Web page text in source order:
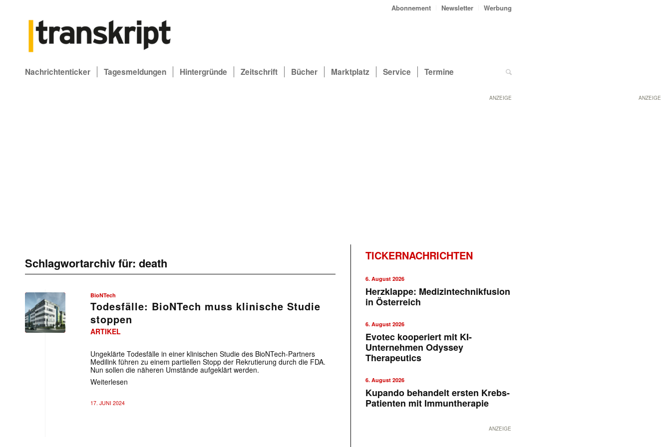
ANZEIGE
Abonnement Newsletter Werbung
Nachrichtenticker Tagesmeldungen Hintergründe Zeitschrift Bücher Marktplatz Service Termine
ANZEIGE
Schlagwortarchiv für: death
BioNTech
Todesfälle: BioNTech muss klinische Studie
stoppen
ARTIKEL
Ungeklärte Todesfälle in einer klinischen Studie des BioNTech-Partners
Medilink führen zu einem partiellen Stopp der Rekrutierung durch die FDA.
Nun sollen die näheren Umstände aufgeklärt werden.
Weiterlesen
17. JUNI 2024
TICKERNACHRICHTEN
6. August 2026
Herzklappe: Medizintechnikfusion
in Österreich
6. August 2026
Evotec kooperiert mit KI-
Unternehmen Odyssey
Therapeutics
6. August 2026
Kupando behandelt ersten Krebs-
Patienten mit Immuntherapie
ANZEIGE